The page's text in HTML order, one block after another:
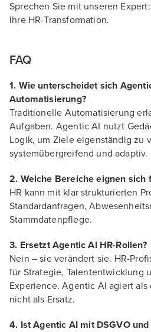
Sprechen Sie mit unseren
Ihre HR-Transformation.
FAQ
1. Wie unterscheidet sich
Automatisierung?
Traditionelle Automatisierung
Aufgaben. Agentic AI nutzt
Logik, um Ziele eigenständig zu
systemübergreifend und adaptiv.
2. Welche Bereiche eignen sich
HR kann mit klar strukturierten
Standardanfragen,
Stammdatenpflege.
3. Ersetzt Agentic AI HR-Rollen?
Nein – sie verändert sie. HR-
für Strategie, Talententwicklung
Experience. Agentic AI agiert als
nicht als Ersatz.
4. Ist Agentic AI mit DSGVO